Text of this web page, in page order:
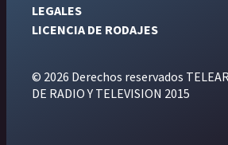
LEGALES
LICENCIA DE RODAJES
© 2026 Derechos reservados
DE RADIO Y TELEVISION 2015